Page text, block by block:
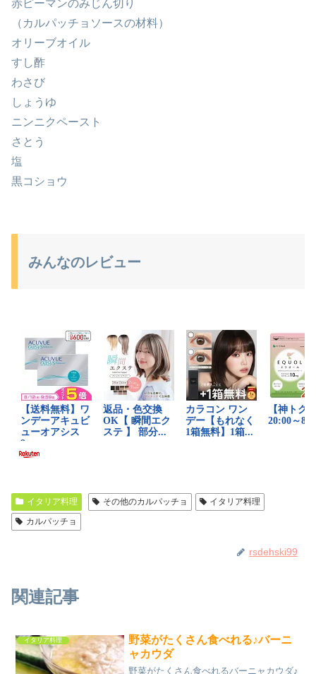
赤ピーマンのみじん切り
（カルパッチョソースの材料）
オリーブオイル
すし酢
わさび
しょうゆ
ニンニクペースト
さとう
塩
黒コショウ
みんなのレビュー
イタリア料理 その他のカルパッチョ
イタリア料理
カルパッチョ
rsdehski99
関連記事
イタリア料理
野菜がたくさん食べれる♪バーニ
ャカウダ
野菜がたくさん食べれるバーニャカウダ♪